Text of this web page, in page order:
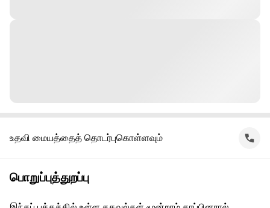
உதவி மையத்தைத் தொடர்புகொள்ளவும்
பொறுப்புத்துறப்பு